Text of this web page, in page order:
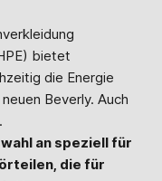
bietet
die Energie
Beverly. Auch
an speziell für
die für